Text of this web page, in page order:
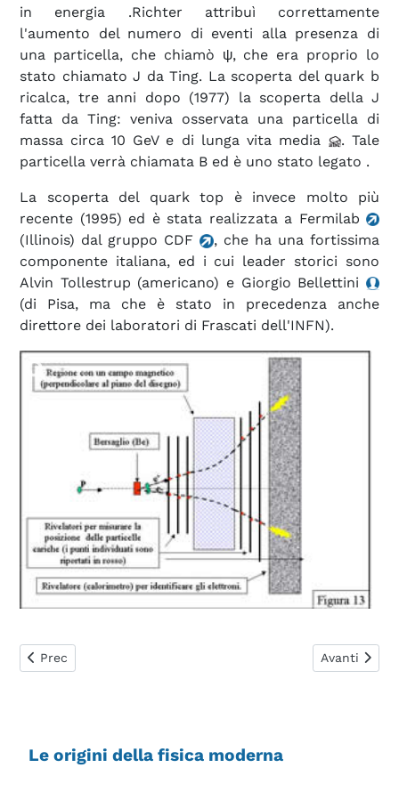
in energia .Richter attribuì correttamente
l'aumento del numero di eventi alla presenza di
una particella, che chiamò ψ, che era proprio lo
stato chiamato J da Ting. La scoperta del quark b
ricalca, tre anni dopo (1977) la scoperta della J
fatta da Ting: veniva osservata una particella di
massa circa 10 GeV e di lunga vita media
. Tale
particella verrà chiamata B ed è uno stato legato .
La scoperta del quark top è invece molto più
recente (1995) ed è stata realizzata a Fermilab
(Illinois) dal gruppo CDF
, che ha una fortissima
componente italiana, ed i cui leader storici sono
Alvin Tollestrup (americano) e Giorgio Bellettini
(di Pisa, ma che è stato in precedenza anche
direttore dei laboratori di Frascati dell'INFN).
Articolo precedente: 4. L'osservazione sperimentale dei
Prec Articolo
Avanti
Le origini della fisica moderna